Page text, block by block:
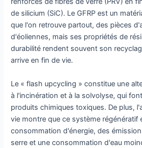
de silicium (SiC). Le GFRP est un
que l'on retrouve partout, des pièces
d'éoliennes, mais ses propriétés de
durabilité rendent souvent son
arrive en fin de vie.
Le « flash upcycling » constitue une
à l'incinération et à la solvolyse, qui
produits chimiques toxiques. De plus,
vie montre que ce système régénératif
consommation d'énergie, des
serre et une consommation d'eau